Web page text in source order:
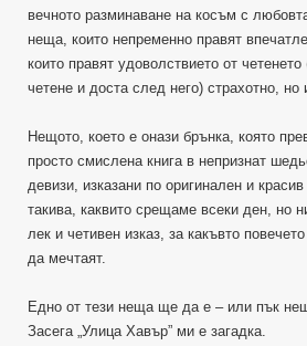
вечното разминаване на косъм с
неща, които непременно правят
които правят удоволствието от
четене и доста след него) страхотно,
Нещото, което е онази брънка, която
просто смислена книга в непризнат
девизи, изказани по оригинален и
такива, каквито срещаме всеки ден, но
лек и четивен изказ, за какъвто
да мечтаят.
Едно от тези неща ще да е – или пък
Засега „Улица Хавър” ми е загадка.